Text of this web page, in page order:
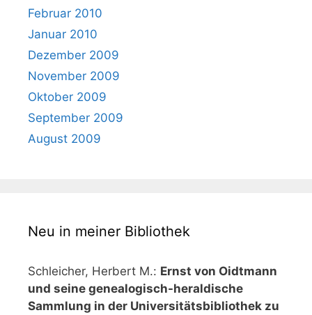
Februar 2010
Januar 2010
Dezember 2009
November 2009
Oktober 2009
September 2009
August 2009
Neu in meiner Bibliothek
Schleicher, Herbert M.: Ernst von Oidtmann
und seine genealogisch-heraldische
Sammlung in der Universitätsbibliothek zu